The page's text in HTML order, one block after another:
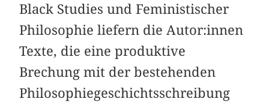
Black Studies und Feministischer
Philosophie liefern die Autor:innen
Texte, die eine produktive
Brechung mit der bestehenden
Philosophiegeschichtsschreibung